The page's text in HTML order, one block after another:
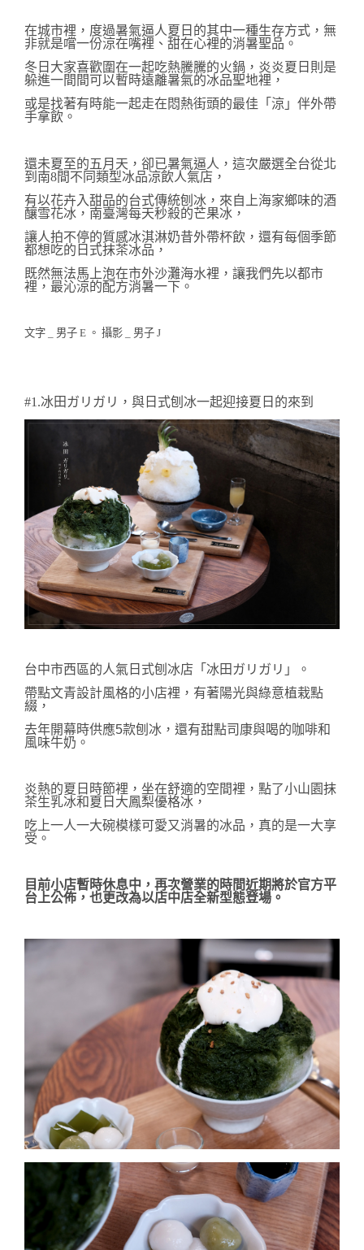
在城市裡，度過暑氣逼人夏日的其中一種生存方式，無
非就是嚐一份涼在嘴裡、甜在心裡的消暑聖品。
冬日大家喜歡圍在一起吃熱騰騰的火鍋，炎炎夏日則是
躲進一間間可以暫時遠離暑氣的冰品聖地裡，
或是找著有時能一起走在悶熱街頭的最佳「涼」伴外帶
手拿飲。
還未夏至的五月天，卻已暑氣逼人，這次嚴選全台從北
到南8間不同類型冰品涼飲人氣店，
有以花卉入甜品的台式傳統刨冰，來自上海家鄉味的酒
釀雪花冰，南臺灣每天秒殺的芒果冰，
讓人拍不停的質感冰淇淋奶昔外帶杯飲，還有每個季節
都想吃的日式抹茶冰品，
既然無法馬上泡在市外沙灘海水裡，讓我們先以都市
裡，最沁涼的配方消暑一下。
文字 _ 男子 E 。 攝影 _ 男子 J
#1.冰田ガリガリ，與日式刨冰一起迎接夏日的來到
台中市西區的人氣日式刨冰店「 冰田ガリガリ 」。
帶點文青設計風格的小店裡，有著陽光與綠意植栽點
綴，
去年開幕時供應5款刨冰，還有甜點司康與喝的咖啡和
風味牛奶。
炎熱的夏日時節裡，坐在舒適的空間裡，點了小山園抹
茶生乳冰和夏日大鳳梨優格冰，
吃上一人一大碗模樣可愛又消暑的冰品，真的是一大享
受。
目前小店暫時休息中，再次營業的時間近期將於官方平
台上公佈，也更改為以店中店全新型態登場。